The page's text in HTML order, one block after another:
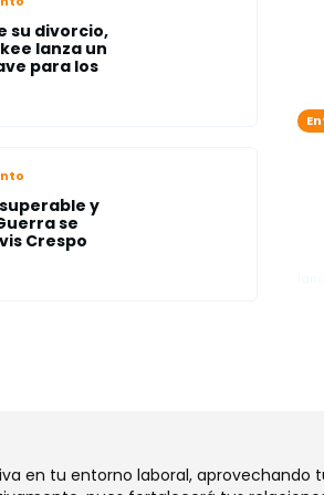
su divorcio,
lanza un
para los
y
se
Crespo
en tu entorno laboral, aprovechando